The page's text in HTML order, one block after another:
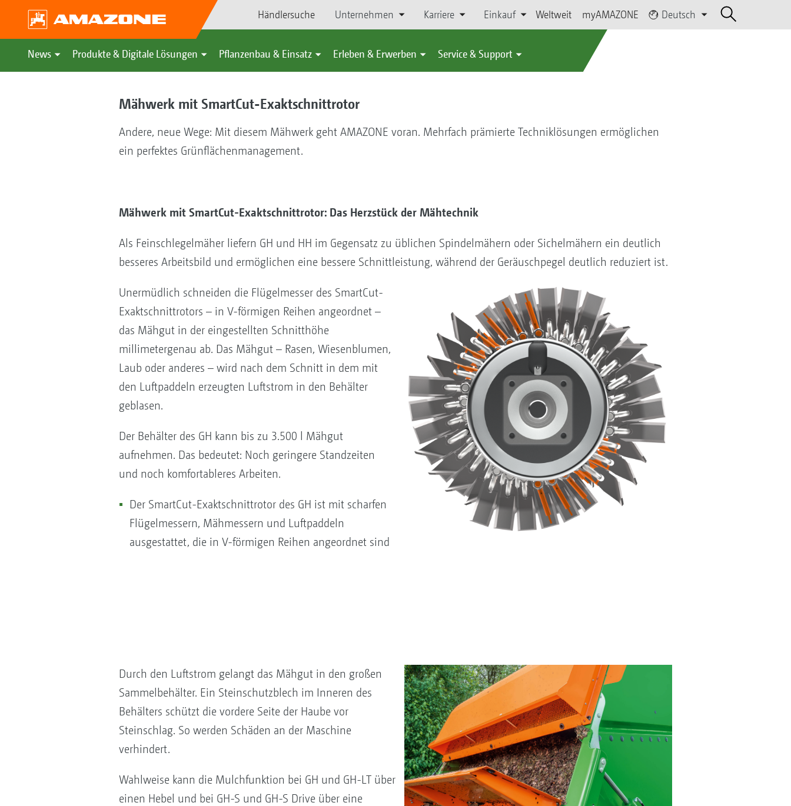
Händlersuche Unternehmen Karriere Einkauf Weltweit myAMAZONE Deutsch
News Produkte & Digitale Lösungen Pflanzenbau & Einsatz Erleben & Erwerben Service & Support
Mähwerk mit SmartCut-Exaktschnittrotor
Andere, neue Wege: Mit diesem Mähwerk geht AMAZONE voran. Mehrfach prämierte Techniklösungen ermöglichen
ein perfektes Grünflächenmanagement.
Mähwerk mit SmartCut-Exaktschnittrotor: Das Herzstück der Mähtechnik
Als Feinschlegelmäher liefern GH und HH im Gegensatz zu üblichen Spindelmähern oder Sichelmähern ein deutlich
besseres Arbeitsbild und ermöglichen eine bessere Schnittleistung, während der Geräuschpegel deutlich reduziert ist.
Unermüdlich schneiden die Flügelmesser des SmartCut-
Exaktschnittrotors – in V-förmigen Reihen angeordnet –
das Mähgut in der eingestellten Schnitthöhe
millimetergenau ab. Das Mähgut – Rasen, Wiesenblumen,
Laub oder anderes – wird nach dem Schnitt in dem mit
den Luftpaddeln erzeugten Luftstrom in den Behälter
geblasen.
Der Behälter des GH kann bis zu 3.500 l Mähgut
aufnehmen. Das bedeutet: Noch geringere Standzeiten
und noch komfortableres Arbeiten.
Der SmartCut-Exaktschnittrotor des GH ist mit scharfen
Flügelmessern, Mähmessern und Luftpaddeln
ausgestattet, die in V-förmigen Reihen angeordnet sind
Durch den Luftstrom gelangt das Mähgut in den großen
Sammelbehälter. Ein Steinschutzblech im Inneren des
Behälters schützt die vordere Seite der Haube vor
Steinschlag. So werden Schäden an der Maschine
verhindert.
Wahlweise kann die Mulchfunktion bei GH und GH-LT über
einen Hebel und bei GH-S und GH-S Drive über eine